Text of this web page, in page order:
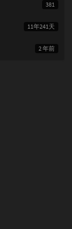
381
11年241天
2 年前